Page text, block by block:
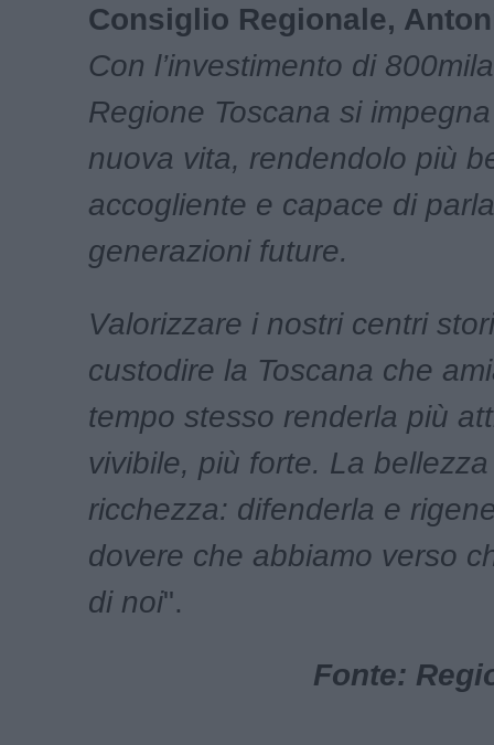
Consiglio Regionale,
Con l’investimento di
Regione Toscana si
nuova vita, rendendolo più
accogliente e capace di
generazioni future.
Valorizzare i nostri centri
custodire la Toscana che
tempo stesso renderla più
vivibile, più forte. La
ricchezza: difenderla e
dovere che abbiamo verso
di noi".
Fonte: